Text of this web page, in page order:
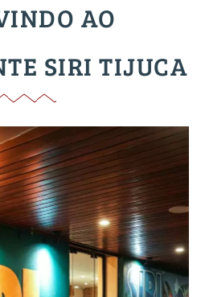
AO
SIRI TIJUCA